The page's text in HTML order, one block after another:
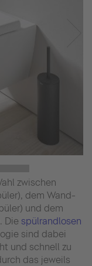
zwischen
dem Wand-
und dem
Die spülrandlosen
sind dabei
und schnell zu
das jeweils